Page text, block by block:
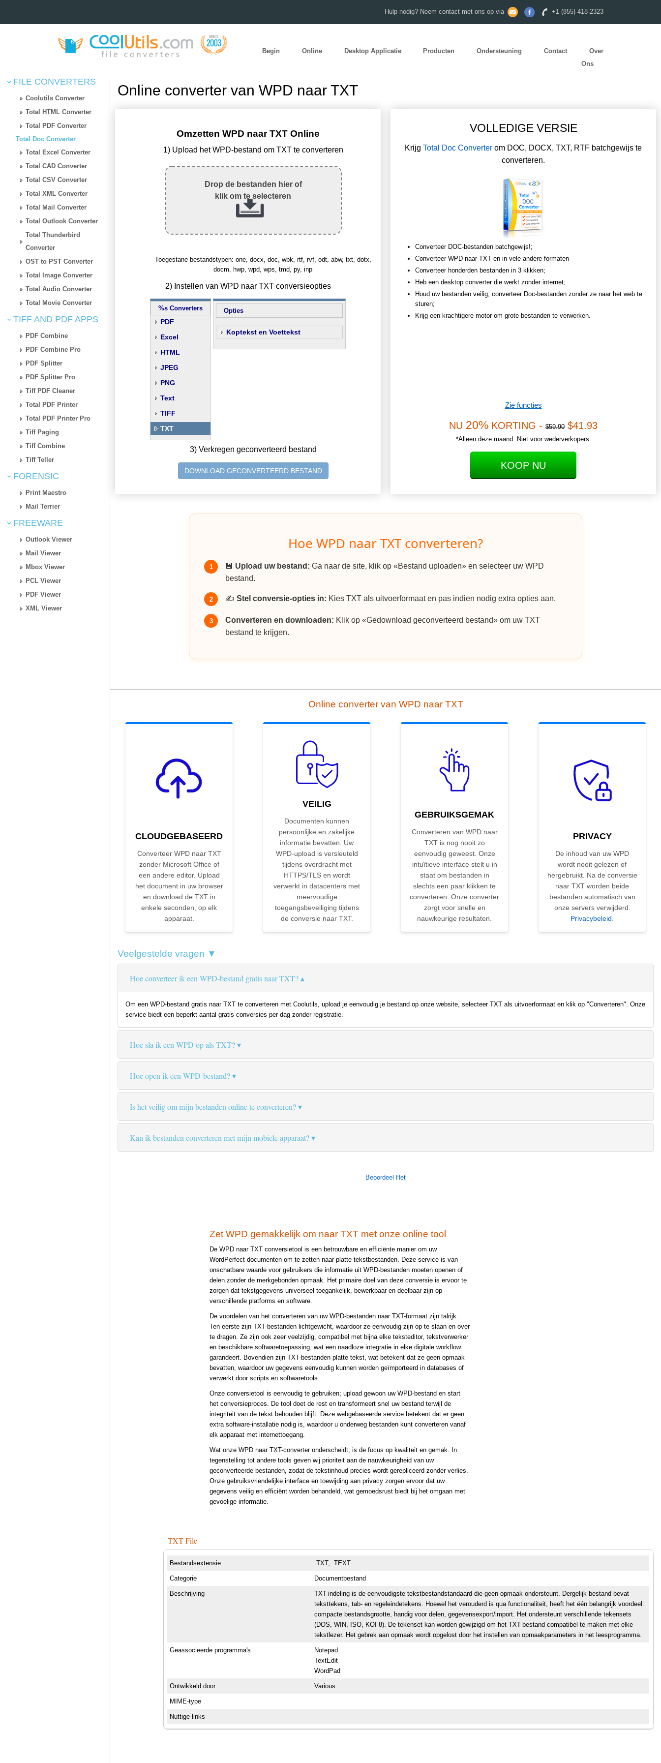
Hulp nodig? Neem contact met ons op via +1 (855) 418-2323
Begin Online Desktop Applicatie Producten Ondersteuning Contact
Over
Ons
FILE CONVERTERS
Coolutils Converter
Total HTML Converter
Total PDF Converter
Total Doc Converter
Total Excel Converter
Total CAD Converter
Total CSV Converter
Total XML Converter
Total Mail Converter
Total Outlook Converter
Total Thunderbird
Converter
OST to PST Converter
Total Image Converter
Total Audio Converter
Total Movie Converter
TIFF AND PDF APPS
PDF Combine
PDF Combine Pro
PDF Splitter
PDF Splitter Pro
Tiff PDF Cleaner
Total PDF Printer
Total PDF Printer Pro
Tiff Paging
Tiff Combine
Tiff Teller
FORENSIC
Print Maestro
Mail Terrier
FREEWARE
Outlook Viewer
Mail Viewer
Mbox Viewer
PCL Viewer
PDF Viewer
XML Viewer
Online converter van WPD naar TXT
Omzetten WPD naar TXT Online
1) Upload het WPD-bestand om TXT te converteren
Drop de bestanden hier of
klik om te selecteren
Toegestane bestandstypen: one, docx, doc, wbk, rtf, rvf, odt, abw, txt, dotx,
docm, hwp, wpd, wps, tmd, py, inp
2) Instellen van WPD naar TXT conversieopties
%s Converters
PDF
Excel
HTML
JPEG
PNG
Text
TIFF
TXT
Opties
Koptekst en Voettekst
3) Verkregen geconverteerd bestand
DOWNLOAD GECONVERTEERD BESTAND
VOLLEDIGE VERSIE
Krijg Total Doc Converter om DOC, DOCX, TXT, RTF batchgewijs te
converteren.
Converteer DOC-bestanden batchgewijs!;
Converteer WPD naar TXT en in vele andere formaten
Converteer honderden bestanden in 3 klikken;
Heb een desktop converter die werkt zonder internet;
Houd uw bestanden veilig, converteer Doc-bestanden zonder ze naar het web te
sturen;
Krijg een krachtigere motor om grote bestanden te verwerken.
Zie functies
NU 20% KORTING - $59.90 $41.93
*Alleen deze maand. Niet voor wederverkopers.
KOOP NU
Hoe WPD naar TXT converteren?
1 💾 Upload uw bestand: Ga naar de site, klik op «Bestand uploaden» en selecteer uw WPD
bestand.
2 ✍️ Stel conversie-opties in: Kies TXT als uitvoerformaat en pas indien nodig extra opties aan.
3 Converteren en downloaden: Klik op «Gedownload geconverteerd bestand» om uw TXT
bestand te krijgen.
Online converter van WPD naar TXT
CLOUDGEBASEERD
Converteer WPD naar TXT
zonder Microsoft Office of
een andere editor. Upload
het document in uw browser
en download de TXT in
enkele seconden, op elk
apparaat.
VEILIG
Documenten kunnen
persoonlijke en zakelijke
informatie bevatten. Uw
WPD-upload is versleuteld
tijdens overdracht met
HTTPS/TLS en wordt
verwerkt in datacenters met
meervoudige
toegangsbeveiliging tijdens
de conversie naar TXT.
GEBRUIKSGEMAK
Converteren van WPD naar
TXT is nog nooit zo
eenvoudig geweest. Onze
intuïtieve interface stelt u in
staat om bestanden in
slechts een paar klikken te
converteren. Onze converter
zorgt voor snelle en
nauwkeurige resultaten.
PRIVACY
De inhoud van uw WPD
wordt nooit gelezen of
hergebruikt. Na de conversie
naar TXT worden beide
bestanden automatisch van
onze servers verwijderd.
Privacybeleid
Veelgestelde vragen ▼
Hoe converteer ik een WPD-bestand gratis naar TXT?
Om een WPD-bestand gratis naar TXT te converteren met Coolutils, upload je eenvoudig je bestand op onze website, selecteer TXT als uitvoerformaat en klik op "Converteren". Onze
service biedt een beperkt aantal gratis conversies per dag zonder registratie.
Hoe sla ik een WPD op als TXT?
Hoe open ik een WPD-bestand?
Is het veilig om mijn bestanden online te converteren?
Kan ik bestanden converteren met mijn mobiele apparaat?
Beoordeel Het
Zet WPD gemakkelijk om naar TXT met onze online tool
De WPD naar TXT conversietool is een betrouwbare en efficiënte manier om uw
WordPerfect documenten om te zetten naar platte tekstbestanden. Deze service is van
onschatbare waarde voor gebruikers die informatie uit WPD-bestanden moeten openen of
delen zonder de merkgebonden opmaak. Het primaire doel van deze conversie is ervoor te
zorgen dat tekstgegevens universeel toegankelijk, bewerkbaar en deelbaar zijn op
verschillende platforms en software.
De voordelen van het converteren van uw WPD-bestanden naar TXT-formaat zijn talrijk.
Ten eerste zijn TXT-bestanden lichtgewicht, waardoor ze eenvoudig zijn op te slaan en over
te dragen. Ze zijn ook zeer veelzijdig, compatibel met bijna elke teksteditor, tekstverwerker
en beschikbare softwaretoepassing, wat een naadloze integratie in elke digitale workflow
garandeert. Bovendien zijn TXT-bestanden platte tekst, wat betekent dat ze geen opmaak
bevatten, waardoor uw gegevens eenvoudig kunnen worden geïmporteerd in databases of
verwerkt door scripts en softwaretools.
Onze conversietool is eenvoudig te gebruiken; upload gewoon uw WPD-bestand en start
het conversieproces. De tool doet de rest en transformeert snel uw bestand terwijl de
integriteit van de tekst behouden blijft. Deze webgebaseerde service betekent dat er geen
extra software-installatie nodig is, waardoor u onderweg bestanden kunt converteren vanaf
elk apparaat met internettoegang.
Wat onze WPD naar TXT-converter onderscheidt, is de focus op kwaliteit en gemak. In
tegenstelling tot andere tools geven wij prioriteit aan de nauwkeurigheid van uw
geconverteerde bestanden, zodat de tekstinhoud precies wordt gerepliceerd zonder verlies.
Onze gebruiksvriendelijke interface en toewijding aan privacy zorgen ervoor dat uw
gegevens veilig en efficiënt worden behandeld, wat gemoedsrust biedt bij het omgaan met
gevoelige informatie.
TXT File
Bestandsextensie .TXT, .TEXT
Categorie Documentbestand
Beschrijving
TXT-indeling is de eenvoudigste tekstbestandstandaard die geen opmaak ondersteunt. Dergelijk bestand bevat
teksttekens, tab- en regeleindetekens. Hoewel het verouderd is qua functionaliteit, heeft het één belangrijk voordeel:
compacte bestandsgrootte, handig voor delen, gegevensexport/import. Het ondersteunt verschillende tekensets
(DOS, WIN, ISO, KOI-8). De tekenset kan worden gewijzigd om het TXT-bestand compatibel te maken met elke
tekstlezer. Het gebrek aan opmaak wordt opgelost door het instellen van opmaakparameters in het leesprogramma.
Geassocieerde programma's
Notepad
TextEdit
WordPad
Ontwikkeld door Various
MIME-type
Nuttige links